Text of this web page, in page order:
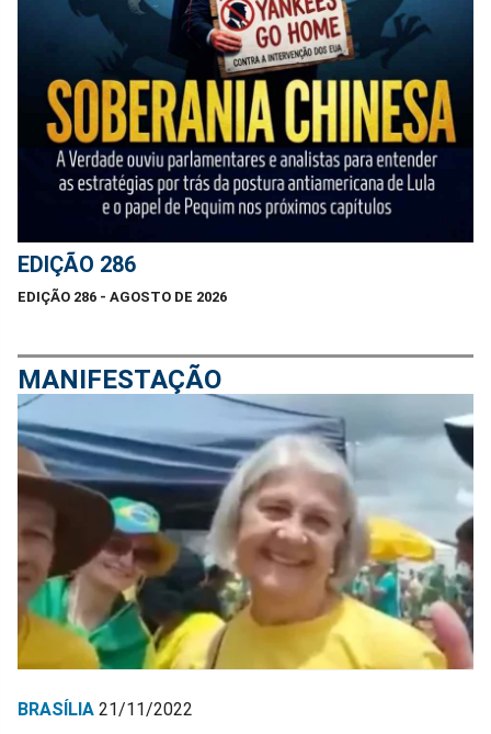
EDIÇÃO 286
EDIÇÃO 286 - AGOSTO DE 2026
MANIFESTAÇÃO
BRASÍLIA 21/11/2022